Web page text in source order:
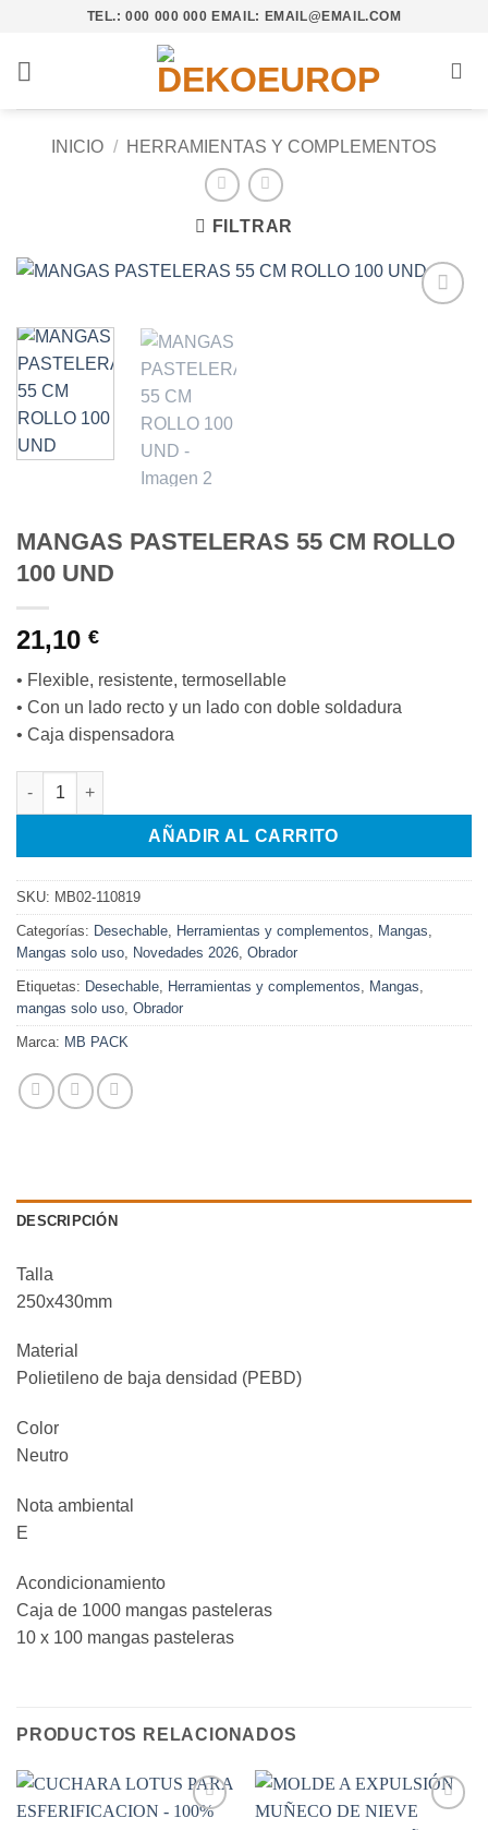
contenido
TEL.: 000 000 000 EMAIL: EMAIL@EMAIL.COM
INICIO / HERRAMIENTAS Y COMPLEMENTOS
FILTRAR
MANGAS PASTELERAS 55 CM ROLLO
100 UND
21,10 €
• Flexible, resistente, termosellable
• Con un lado recto y un lado con doble soldadura
• Caja dispensadora
MANGAS PASTELERAS 55 CM ROLLO 100 UND cantidad
AÑADIR AL CARRITO
SKU: MB02-110819
Categorías: Desechable Herramientas y complementos Mangas
Mangas solo uso Novedades 2026 Obrador
Etiquetas: Desechable Herramientas y complementos Mangas
mangas solo uso Obrador
Marca: MB PACK
DESCRIPCIÓN
Talla
250x430mm
Material
Polietileno de baja densidad (PEBD)
Color
Neutro
Nota ambiental
E
Acondicionamiento
Caja de 1000 mangas pasteleras
10 x 100 mangas pasteleras
PRODUCTOS RELACIONADOS